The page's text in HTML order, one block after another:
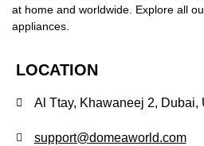
at home and worldwide. Explore all
appliances.
LOCATION
Al Ttay, Khawaneej 2, Dubai,
support@domeaworld.com